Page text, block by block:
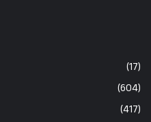
(17)
(604)
(417)